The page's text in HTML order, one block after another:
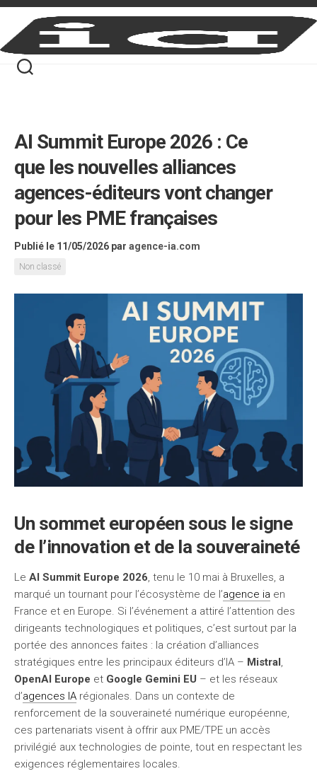
Skip
content
AI Summit Europe 2026 : Ce
que les nouvelles alliances
agences-éditeurs vont changer
pour les PME françaises
Publié le 11/05/2026 par agence-ia.com
Non classé
Un sommet européen sous le signe
de l’innovation et de la souveraineté
Le AI Summit Europe 2026, tenu le 10 mai à Bruxelles, a
marqué un tournant pour l’écosystème de l’agence ia en
France et en Europe. Si l’événement a attiré l’attention des
dirigeants technologiques et politiques, c’est surtout par la
portée des annonces faites : la création d’alliances
stratégiques entre les principaux éditeurs d’IA – Mistral ,
OpenAI Europe et Google Gemini EU – et les réseaux
d’agences IA régionales. Dans un contexte de
renforcement de la souveraineté numérique européenne,
ces partenariats visent à offrir aux PME/TPE un accès
privilégié aux technologies de pointe, tout en respectant les
exigences réglementaires locales.